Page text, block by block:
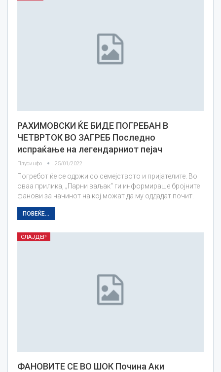
РАХИМОВСКИ ЌЕ БИДЕ ПОГРЕБАН В
ЧЕТВРТОК ВО ЗАГРЕБ Последно
испраќање на легендарниот пејач
Плусинфо 25/01/2022
Погребот ќе се одржи со семејството и пријателите. Во
оваа прилика, „Парни ваљак“ ги информираше бројните
фанови за начинот на кој можат да му оддадат почит.
ПОВЕЌЕ...
СЛАЈДЕР
ФАНОВИТЕ СЕ ВО ШОК Почина Аки